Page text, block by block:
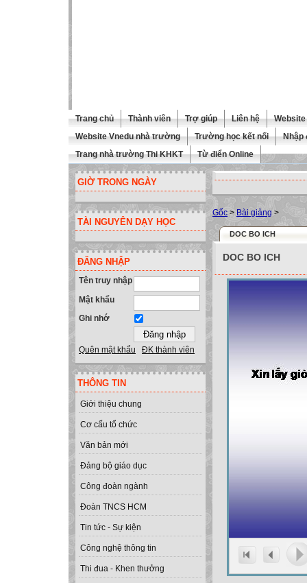
Trang chủ Thành viên Trợ giúp Liên hệ
Website Vnedu nhà trường
Trường học kết nối
Nhập
Trang nhà trường Thi KHKT
Từ điển Online
GIỜ TRONG NGÀY
TÀI NGUYÊN DẠY HỌC
ĐĂNG NHẬP
Tên truy nhập
Mật khẩu
Ghi nhớ
Quên mật khẩu ĐK thành viên
THÔNG TIN
Giới thiệu chung
Cơ cấu tổ chức
Văn bản mới
Đảng bộ giáo dục
Công đoàn ngành
Đoàn TNCS HCM
Tin tức - Sự kiện
Công nghệ thông tin
Thi đua - Khen thưởng
Gốc > Bài giảng >
DOC BO ICH
DOC BO ICH